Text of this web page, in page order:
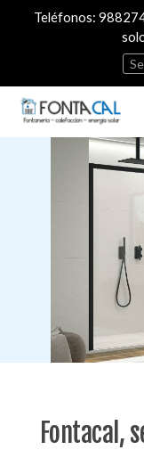
Teléfonos:
Fontacal,